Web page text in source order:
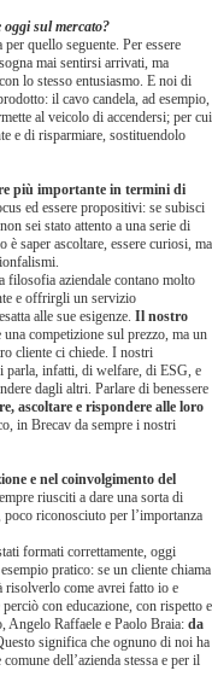
oggi sul mercato?
quello seguente. Per essere
mai sentirsi arrivati, ma
lo stesso entusiasmo. E noi di
il cavo candela, ad esempio,
al veicolo di accendersi; per cui
e di risparmiare, sostituendolo
più importante in termini di
ed essere propositivi: se subisci
sei stato attento a una serie di
è saper ascoltare, essere curiosi, ma
filosofia aziendale contano molto
e offrirgli un servizio
alle sue esigenze. Il nostro
una competizione sul prezzo, ma un
cliente ci chiede. I nostri
parla, infatti, di welfare, di ESG, e
dagli altri. Parlare di benessere
ascoltare e rispondere alle loro
in Brecav da sempre i nostri
e nel coinvolgimento del
riusciti a dare una sorta di
riconosciuto per l’importanza
formati correttamente, oggi
pratico: se un cliente chiama
risolverlo come avrei fatto io e
con educazione, con rispetto e
Angelo Raffaele e Paolo Braia: da
significa che ognuno di noi ha
dell’azienda stessa e per il